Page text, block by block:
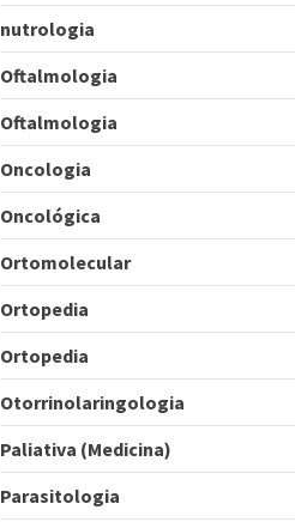
nutrologia
Oftalmologia
Oftalmologia
Oncologia
Oncológica
Ortomolecular
Ortopedia
Ortopedia
Otorrinolaringologia
Paliativa (Medicina)
Parasitologia